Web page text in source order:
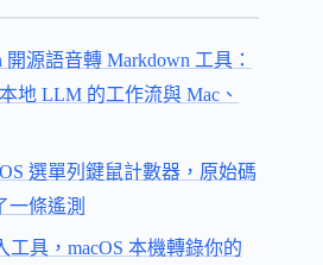
開源語音轉 Markdown 工具：
地 LLM 的工作流與 Mac、
選單列鍵鼠計數器，原始碼
一條遙測
工具，macOS 本機轉錄你的